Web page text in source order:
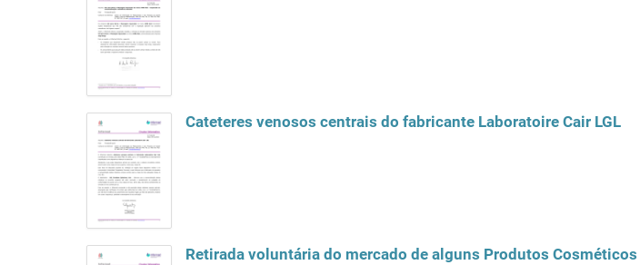
Cateteres venosos centrais do fabricante Laboratoire Cair LGL
Retirada voluntária do mercado de alguns Produtos